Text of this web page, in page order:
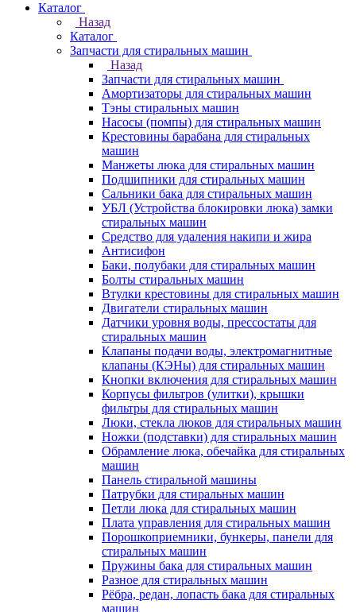
Каталог
Назад
Каталог
Запчасти для стиральных машин
Назад
Запчасти для стиральных машин
Амортизаторы для стиральных машин
Тэны стиральных машин
Насосы (помпы) для стиральных машин
Крестовины барабана для стиральных
машин
Манжеты люка для стиральных машин
Подшипники для стиральных машин
Сальники бака для стиральных машин
УБЛ (Устройства блокировки люка) замки
стиральных машин
Средство для удаления накипи и жира
Антисифон
Баки, полубаки для стиральных машин
Болты стиральных машин
Втулки крестовины для стиральных машин
Двигатели стиральных машин
Датчики уровня воды, прессостаты для
стиральных машин
Клапаны подачи воды, электромагнитные
клапаны (КЭНы) для стиральных машин
Кнопки включения для стиральных машин
Корпусы фильтров (улитки), крышки
фильтры для стиральных машин
Люки, стекла люков для стиральных машин
Ножки (подставки) для стиральных машин
Обрамление люка, обечайка для стиральных
машин
Панель стиральной машины
Патрубки для стиральных машин
Петли люка для стиральных машин
Плата управления для стиральных машин
Порошкоприемники, бункеры, панели для
стиральных машин
Пружины бака для стиральных машин
Разное для стиральных машин
Рёбра, редан, лопасть бака для стиральных
машин